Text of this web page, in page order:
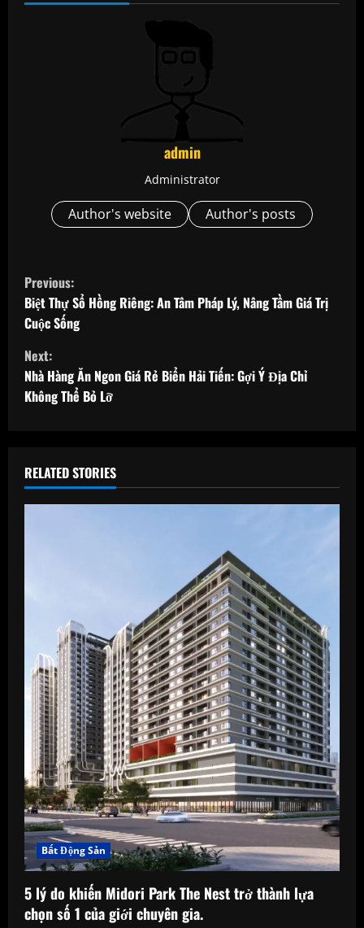
admin
Administrator
Author's website Author's posts
C
o
n
t
i
u
e
i
n
g
Previous:
Biệt Thự Sổ Hồng Riêng: An Tâm Pháp Lý, Nâng Tầm Giá Trị
Cuộc Sống
Next:
Nhà Hàng Ăn Ngon Giá Rẻ Biển Hải Tiến: Gợi Ý Địa Chỉ
Không Thể Bỏ Lỡ
RELATED STORIES
Bất Động Sản
5 lý do khiến Midori Park The Nest trở thành lựa
chọn số 1 của giới chuyên gia.